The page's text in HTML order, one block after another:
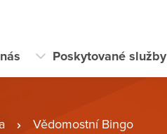
Poskytované služby
Vědomostní Bingo